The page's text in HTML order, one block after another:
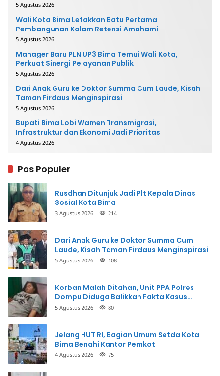
5 Agustus 2026
Wali Kota Bima Letakkan Batu Pertama
Pembangunan Kolam Retensi Amahami
5 Agustus 2026
Manager Baru PLN UP3 Bima Temui Wali Kota,
Perkuat Sinergi Pelayanan Publik
5 Agustus 2026
Dari Anak Guru ke Doktor Summa Cum Laude, Kisah
Taman Firdaus Menginspirasi
5 Agustus 2026
Bupati Bima Lobi Wamen Transmigrasi,
Infrastruktur dan Ekonomi Jadi Prioritas
4 Agustus 2026
Pos Populer
Rusdhan Ditunjuk Jadi Plt Kepala Dinas
Sosial Kota Bima
3 Agustus 2026 214
Dari Anak Guru ke Doktor Summa Cum
Laude, Kisah Taman Firdaus Menginspirasi
5 Agustus 2026 108
Korban Malah Ditahan, Unit PPA Polres
Dompu Diduga Balikkan Fakta Kasus
Penganiayaan
5 Agustus 2026 80
Jelang HUT RI, Bagian Umum Setda Kota
Bima Benahi Kantor Pemkot
4 Agustus 2026 75